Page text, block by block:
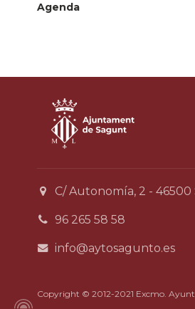
Agenda
C/ Autonomía, 2 -
96 265 58 58
info@aytosagunto.es
Copyright © 2012-2021 Excmo.